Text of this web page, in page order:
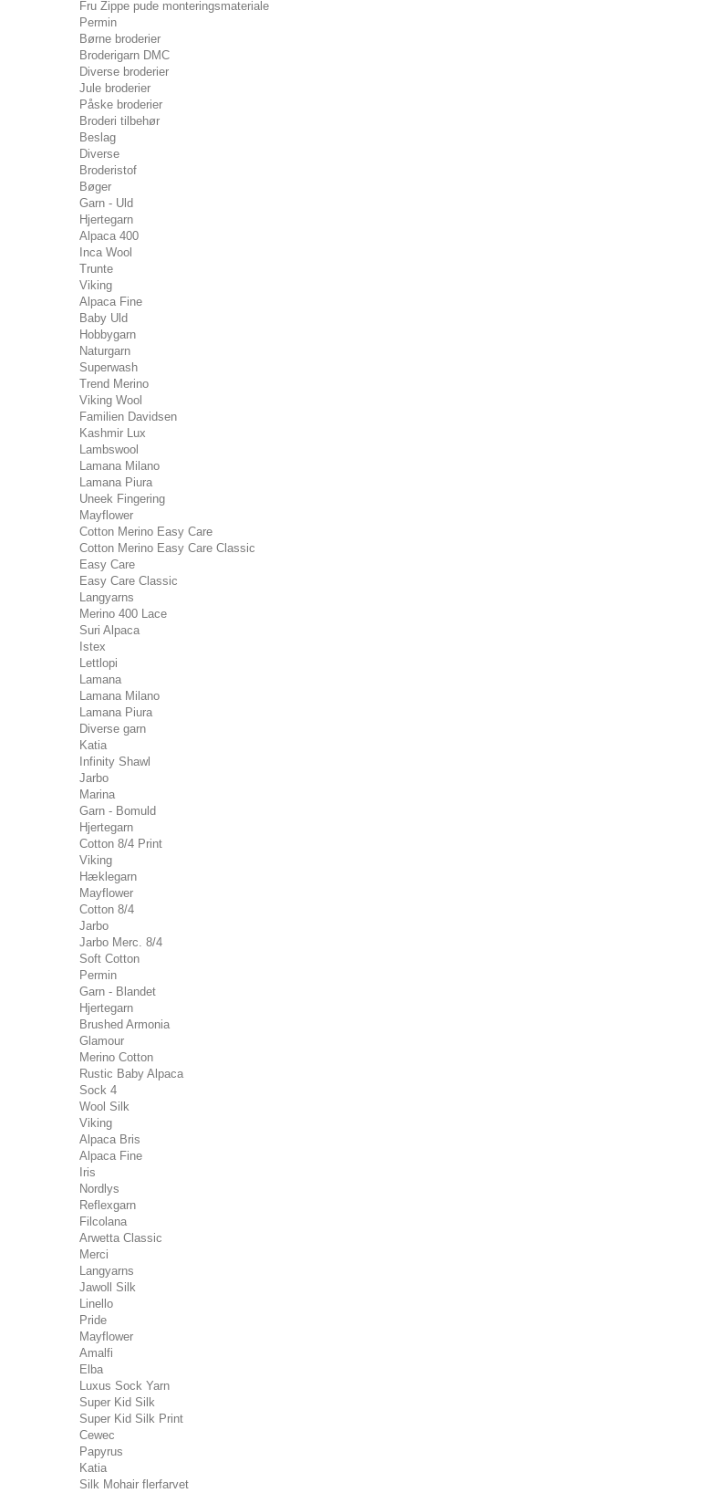
Fru Zippe pude monteringsmateriale
Permin
Børne broderier
Broderigarn DMC
Diverse broderier
Jule broderier
Påske broderier
Broderi tilbehør
Beslag
Diverse
Broderistof
Bøger
Garn - Uld
Hjertegarn
Alpaca 400
Inca Wool
Trunte
Viking
Alpaca Fine
Baby Uld
Hobbygarn
Naturgarn
Superwash
Trend Merino
Viking Wool
Familien Davidsen
Kashmir Lux
Lambswool
Lamana Milano
Lamana Piura
Uneek Fingering
Mayflower
Cotton Merino Easy Care
Cotton Merino Easy Care Classic
Easy Care
Easy Care Classic
Langyarns
Merino 400 Lace
Suri Alpaca
Istex
Lettlopi
Lamana
Lamana Milano
Lamana Piura
Diverse garn
Katia
Infinity Shawl
Jarbo
Marina
Garn - Bomuld
Hjertegarn
Cotton 8/4 Print
Viking
Hæklegarn
Mayflower
Cotton 8/4
Jarbo
Jarbo Merc. 8/4
Soft Cotton
Permin
Garn - Blandet
Hjertegarn
Brushed Armonia
Glamour
Merino Cotton
Rustic Baby Alpaca
Sock 4
Wool Silk
Viking
Alpaca Bris
Alpaca Fine
Iris
Nordlys
Reflexgarn
Filcolana
Arwetta Classic
Merci
Langyarns
Jawoll Silk
Linello
Pride
Mayflower
Amalfi
Elba
Luxus Sock Yarn
Super Kid Silk
Super Kid Silk Print
Cewec
Papyrus
Katia
Silk Mohair flerfarvet